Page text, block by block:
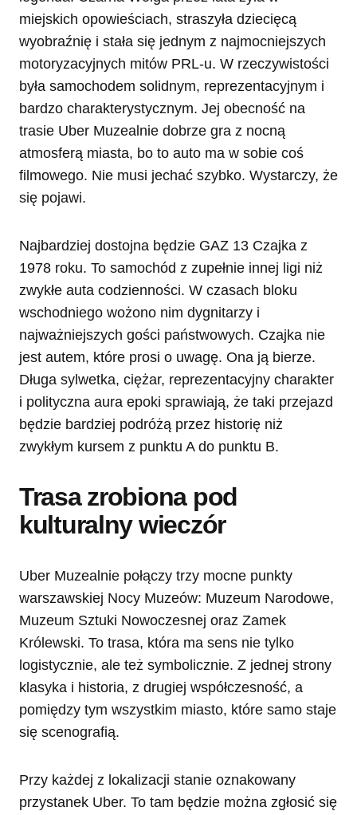
miejskich opowieściach, straszyła dziecięcą
wyobraźnię i stała się jednym z najmocniejszych
motoryzacyjnych mitów PRL-u. W rzeczywistości
była samochodem solidnym, reprezentacyjnym i
bardzo charakterystycznym. Jej obecność na
trasie Uber Muzealnie dobrze gra z nocną
atmosferą miasta, bo to auto ma w sobie coś
filmowego. Nie musi jechać szybko. Wystarczy, że
się pojawi.
Najbardziej dostojna będzie GAZ 13 Czajka z
1978 roku. To samochód z zupełnie innej ligi niż
zwykłe auta codzienności. W czasach bloku
wschodniego wożono nim dygnitarzy i
najważniejszych gości państwowych. Czajka nie
jest autem, które prosi o uwagę. Ona ją bierze.
Długa sylwetka, ciężar, reprezentacyjny charakter
i polityczna aura epoki sprawiają, że taki przejazd
będzie bardziej podróżą przez historię niż
zwykłym kursem z punktu A do punktu B.
Trasa zrobiona pod
kulturalny wieczór
Uber Muzealnie połączy trzy mocne punkty
warszawskiej Nocy Muzeów: Muzeum Narodowe,
Muzeum Sztuki Nowoczesnej oraz Zamek
Królewski. To trasa, która ma sens nie tylko
logistycznie, ale też symbolicznie. Z jednej strony
klasyka i historia, z drugiej współczesność, a
pomiędzy tym wszystkim miasto, które samo staje
się scenografią.
Przy każdej z lokalizacji stanie oznakowany
przystanek Uber. To tam będzie można zgłosić się